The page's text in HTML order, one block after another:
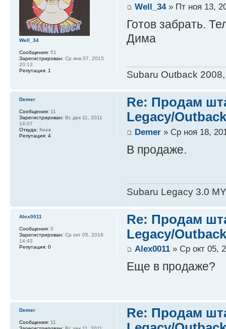
Well_34» Пт ноя 13,
Готов забрать.
Дима
Subaru Outback
Well_34
Сообщения: 51
Зарегистрирован: Ср янв 07, 2015
20:13
Репутация: 1
Re: Продам
Legacy/
Demer» Ср ноя 18,
В продаже.
Subaru Legacy 3.0
Demer
Сообщения: 11
Зарегистрирован: Вс дек 11, 2011
14:07
Откуда: Киев
Репутация: 4
Re: Продам
Legacy/
Alex0011» Ср окт 05,
Еще в продаже?
Alex0011
Сообщения: 0
Зарегистрирован: Ср окт 05, 2016
14:43
Репутация: 0
Re: Продам
Demer
Сообщения: 11